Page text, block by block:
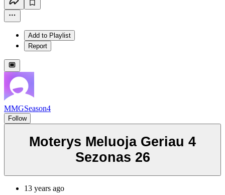
Add to Playlist
Report
MMGSeason4
Follow
Moterys Meluoja Geriau 4
Sezonas 26
13 years ago